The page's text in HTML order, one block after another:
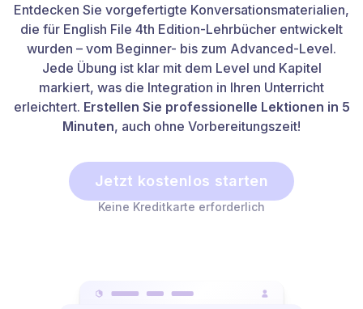
Entdecken Sie vorgefertigte Konversationsmaterialien,
die für English File 4th Edition-Lehrbücher entwickelt
wurden – vom Beginner- bis zum Advanced-Level.
Jede Übung ist klar mit dem Level und Kapitel
markiert, was die Integration in Ihren Unterricht
erleichtert. Erstellen Sie professionelle Lektionen in 5
Minuten, auch ohne Vorbereitungszeit!
Jetzt kostenlos starten
Keine Kreditkarte erforderlich